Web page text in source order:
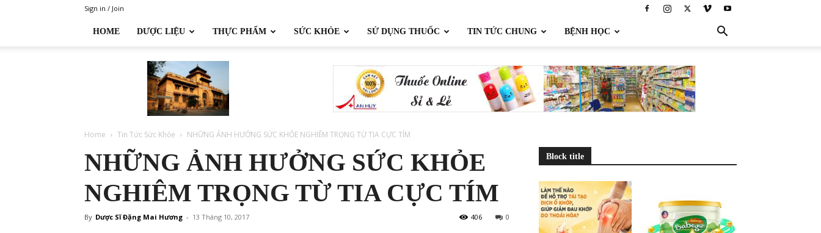
Sign in / Join
HOME DƯỢC LIỆU THỰC PHẨM SỨC KHỎE SỬ DỤNG THUỐC TIN TỨC CHUNG BỆNH HỌC
Home Tin Tức Sức Khỏe NHỮNG ẢNH HƯỞNG SỨC KHỎE NGHIÊM TRỌNG TỪ TIA CỰC TÍM
NHỮNG ẢNH HƯỞNG SỨC KHỎE
NGHIÊM TRỌNG TỪ TIA CỰC TÍM
By Dược Sĩ Đặng Mai Hương - 13 Tháng 10, 2017 0
406
Block title